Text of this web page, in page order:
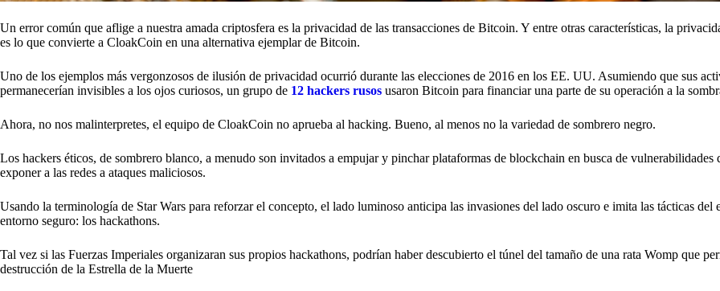
Un error común que aflige a nuestra amada criptosfera es la privacidad de las transacciones de Bitcoin. Y entre otras características, la
es lo que convierte a CloakCoin en una alternativa ejemplar de Bitcoin.
Uno de los ejemplos más vergonzosos de ilusión de privacidad ocurrió durante las elecciones de 2016 en los EE. UU. Asumiendo que sus
permanecerían invisibles a los ojos curiosos, un grupo de 12 hackers rusos usaron Bitcoin para financiar una parte de su operación a la
Ahora, no nos malinterpretes, el equipo de CloakCoin no aprueba al hacking. Bueno, al menos no la variedad de sombrero negro.
Los hackers éticos, de sombrero blanco, a menudo son invitados a empujar y pinchar plataformas de blockchain en busca de vulnerabilidades
exponer a las redes a ataques maliciosos.
Usando la terminología de Star Wars para reforzar el concepto, el lado luminoso anticipa las invasiones del lado oscuro e imita las tácticas del
entorno seguro: los hackathons.
Tal vez si las Fuerzas Imperiales organizaran sus propios hackathons, podrían haber descubierto el túnel del tamaño de una rata Womp que
destrucción de la Estrella de la Muerte